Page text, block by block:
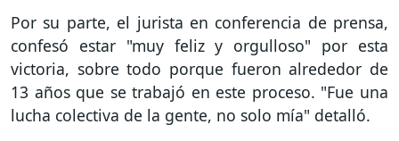
Por su parte, el jurista en conferencia de prensa,
confesó estar "muy feliz y orgulloso" por esta
victoria, sobre todo porque fueron alrededor de
13 años que se trabajó en este proceso. "Fue una
lucha colectiva de la gente, no solo mía" detalló.